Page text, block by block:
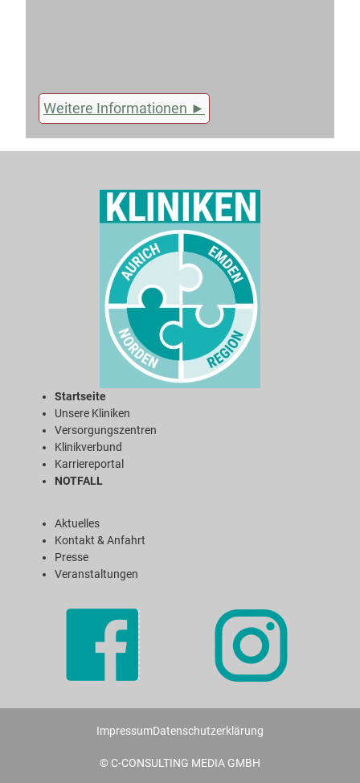
Weitere Informationen
Startseite
Unsere Kliniken
Versorgungszentren
Klinikverbund
Karriereportal
NOTFALL
Aktuelles
Kontakt & Anfahrt
Presse
Veranstaltungen
ImpressumDatenschutzerklärung
© C-CONSULTING MEDIA GMBH